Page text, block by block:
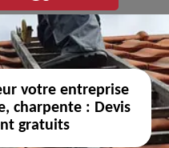
votre entreprise
charpente : Devis
gratuits